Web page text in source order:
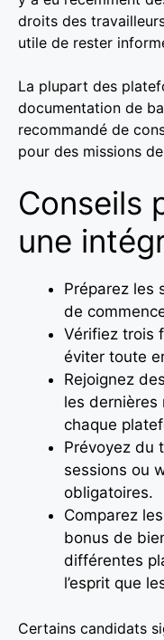
droits des
utile de rester
La plupart des
documentation de
recommandé de
pour des missions
Conseils
une
Préparez les
de
Vérifiez trois
éviter toute
Rejoignez
les dernières
chaque
Prévoyez du
sessions ou
obligatoires.
Comparez
bonus de
différentes
l’esprit que
Certains candidats